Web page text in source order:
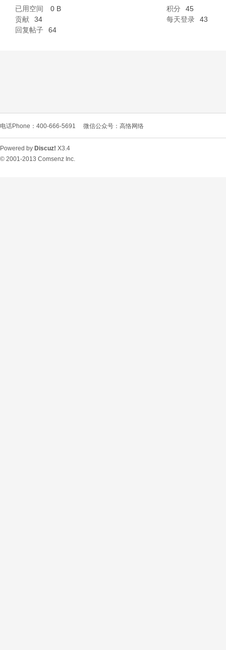
L
已用空间
0 B 积分
45
贡献
34 每天登录
43
回复帖子
64
电话Phone：400-666-5691 微信公众号：高恪网络
Powered by Discuz! X3.4
© 2001-2013 Comsenz Inc.